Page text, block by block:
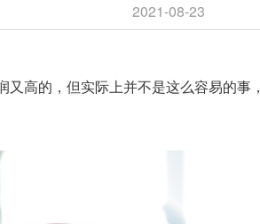
2021-08-23
高的，但实际上并不是这么容易的